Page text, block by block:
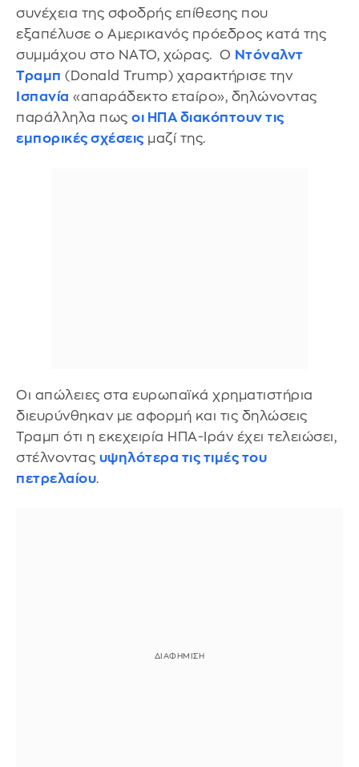
συνέχεια της σφοδρής επίθεσης που
εξαπέλυσε ο Αμερικανός πρόεδρος κατά της
συμμάχου στο ΝΑΤΟ, χώρας. Ο Ντόναλντ
Τραμπ (Donald Trump) χαρακτήρισε την
Ισπανία «απαράδεκτο εταίρο», δηλώνοντας
παράλληλα πως οι ΗΠΑ διακόπτουν τις
εμπορικές σχέσεις μαζί της.
Οι απώλειες στα ευρωπαϊκά χρηματιστήρια
διευρύνθηκαν με αφορμή και τις δηλώσεις
Τραμπ ότι η εκεχειρία ΗΠΑ-Ιράν έχει τελειώσει,
στέλνοντας υψηλότερα τις τιμές του
πετρελαίου.